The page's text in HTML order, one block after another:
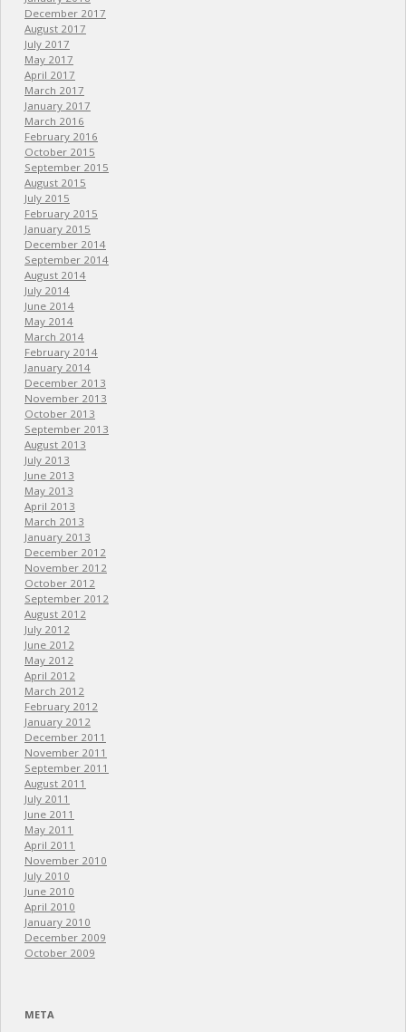
December 2017
August 2017
July 2017
May 2017
April 2017
March 2017
January 2017
March 2016
February 2016
October 2015
September 2015
August 2015
July 2015
February 2015
January 2015
December 2014
September 2014
August 2014
July 2014
June 2014
May 2014
March 2014
February 2014
January 2014
December 2013
November 2013
October 2013
September 2013
August 2013
July 2013
June 2013
May 2013
April 2013
March 2013
January 2013
December 2012
November 2012
October 2012
September 2012
August 2012
July 2012
June 2012
May 2012
April 2012
March 2012
February 2012
January 2012
December 2011
November 2011
September 2011
August 2011
July 2011
June 2011
May 2011
April 2011
November 2010
July 2010
June 2010
April 2010
January 2010
December 2009
October 2009
META